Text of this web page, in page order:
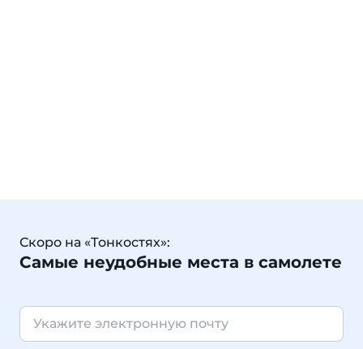
Скоро на «Тонкостях»:
Самые неудобные места в самолете